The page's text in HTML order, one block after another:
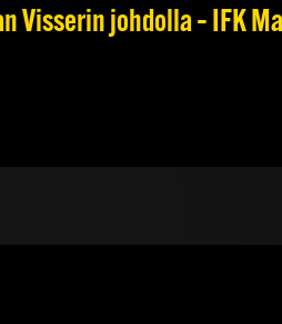
Visserin johdolla – IFK